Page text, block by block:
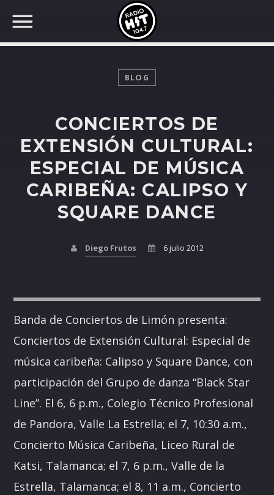
BUSCAR EN RADIO HIT
COMPARTE EN...
Twitter
BLOG
CONCIERTOS DE
EXTENSIÓN CULTURAL:
ESPECIAL DE MÚSICA
CARIBEÑA: CALIPSO Y
SQUARE DANCE
Diego Frutos 6 julio 2012
Banda de Conciertos de Limón presenta:
Conciertos de Extensión Cultural: Especial de
música caribeña: Calipso y Square Dance, con
participación del Grupo de danza “Black Star
Line”. El 6, 6 p.m., Colegio Técnico Profesional
de Pandora, Valle La Estrella; el 7, 10:30 a.m.,
Concierto Música Caribeña, Liceo Rural de
Katsi, Talamanca; el 7, 6 p.m., Valle de la
Estrella, Talamanca; el 8, 11 a.m., Concierto